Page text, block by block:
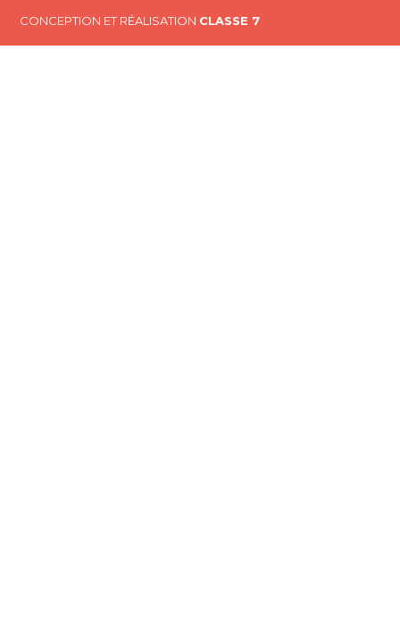
CONCEPTION ET RÉALISATION CLASSE 7